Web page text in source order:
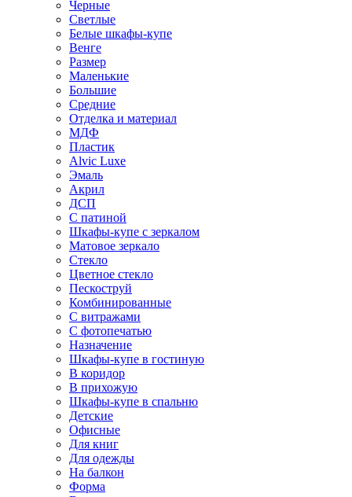
Черные
Светлые
Белые шкафы-купе
Венге
Размер
Маленькие
Большие
Средние
Отделка и материал
МДФ
Пластик
Alvic Luxe
Эмаль
Акрил
ДСП
С патиной
Шкафы-купе с зеркалом
Матовое зеркало
Стекло
Цветное стекло
Пескоструй
Комбинированные
С витражами
С фотопечатью
Назначение
Шкафы-купе в гостиную
В коридор
В прихожую
Шкафы-купе в спальню
Детские
Офисные
Для книг
Для одежды
На балкон
Форма